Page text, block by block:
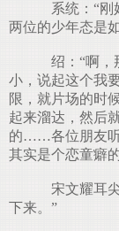
系统：“刚
两位的少年态是
绍：“啊，
小，说起这个我
限，就片场的时
起来溜达，然后
的……各位朋友听
其实是个恋童癖
宋文耀耳
下来。”